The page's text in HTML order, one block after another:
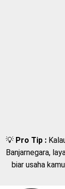
💡 Pro Tip :
Banjarnegara,
biar usaha